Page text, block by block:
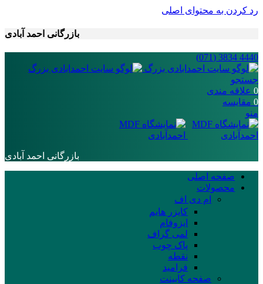
رد کردن به محتوای اصلی
بازرگانی احمد آبادی
4440 3834 (071)
جستجو
0 علاقه مندی
0 مقایسه
منو
بازرگانی احمد آبادی
صفحه اصلی
محصولات
ام دی اف
کایزر هایم
ایزوفام
لمی گراف
پاک چوب
نقطه
فرامید
صفحه کابینت